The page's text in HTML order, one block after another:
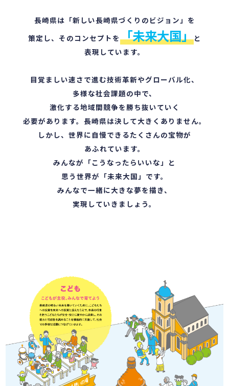
長崎県は「新しい長崎県づくりのビジョン」を
策定し、 そのコンセプトを「未来大国」と
表現しています。
目覚ましい速さで進む技術革新やグローバル化、
多様な社会課題の中で、
激化する地域間競争を勝ち抜いていく
必要があります。 長崎県は決して大きくありません。
しかし、世界に自慢できるたくさんの宝物が
あふれています。
みんなが「こうなったらいいな」と
思う世界が「未来大国」です。
みんなで一緒に大きな夢を描き、
実現していきましょう。